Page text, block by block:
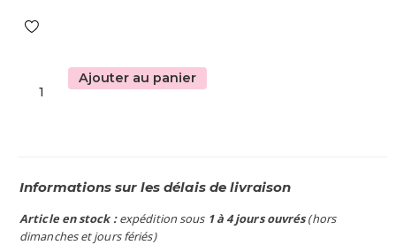
Ajouter au panier
Informations sur les délais de livraison
Article en stock :expédition sous 1 à 4 jours ouvrés(hors
dimanches et jours fériés)